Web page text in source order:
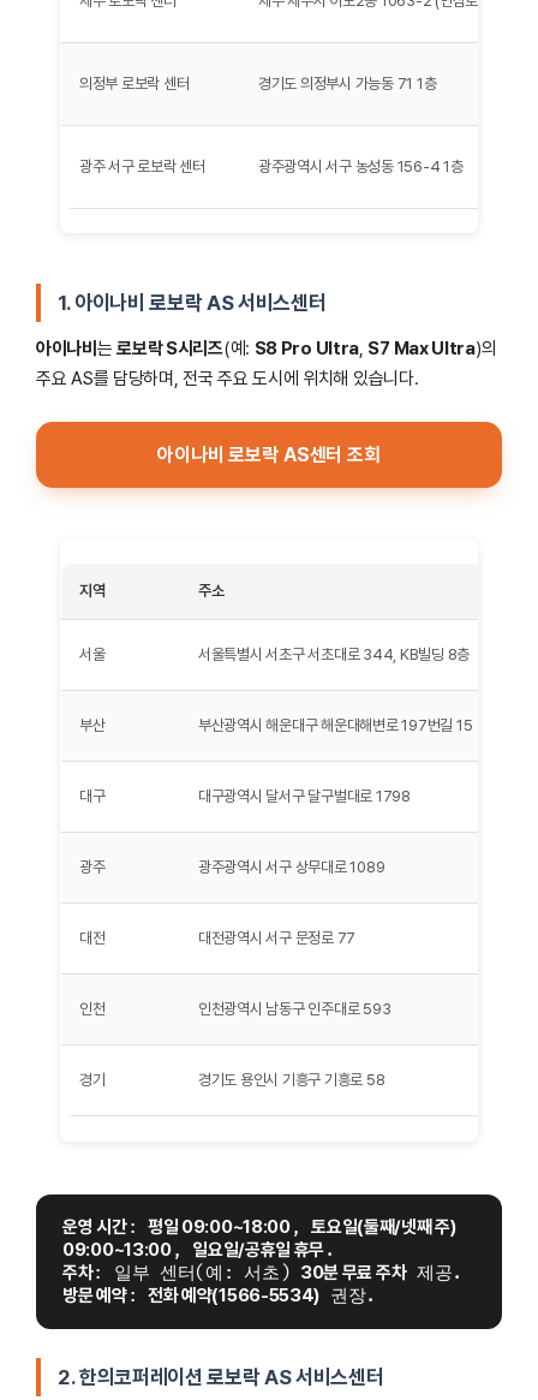
의정부 로보락 센터 경기도 의정부시 가능동 71 1층
광주 서구 로보락 센터 광주광역시 서구 농성동 156-4 1층
1. 아이나비 로보락 AS 서비스센터
아이나비 는로보락 S시리즈(예: S8 Pro Ultra, S7 Max Ultra)의
주요 AS를 담당하며, 전국 주요 도시에 위치해 있습니다.
아이나비 로보락 AS센터 조회
지역 주소
서울 서울특별시 서초구 서초대로 344, KB빌딩 8층
부산 부산광역시 해운대구 해운대해변로 197번길 15
대구 대구광역시 달서구 달구벌대로 1798
광주 광주광역시 서구 상무대로 1089
대전 대전광역시 서구 문정로 77
인천 인천광역시 남동구 인주대로 593
경기 경기도 용인시 기흥구 기흥로 58
운영 시간: 평일 09:00~18:00, 토요일(둘째/넷째 주)
09:00~13:00, 일요일/공휴일 휴무.
주차: 일부 센터(예: 서초) 30분 무료 주차 제공.
방문 예약: 전화 예약(1566-5534) 권장.
2. 한의코퍼레이션 로보락 AS 서비스센터